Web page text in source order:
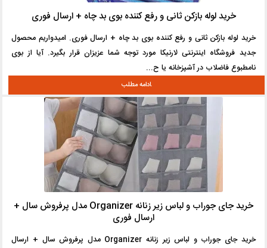
خرید لوله بازکن ثانی و رفع کننده بوی بد چاه + ارسال فوری
خرید لوله بازکن ثانی و رفع کننده بوی بد چاه + ارسال فوری. امیدواریم محصول
جدید فروشگاه اینترنتی لارنیکا مورد توجه شما عزیزان قرار بگیرد. آیا از بوی
نامطبوع فاضلاب در آشپزخانه یا ح...
خرید جای جوراب و لباس زیر زنانه Organizer مدل پرفروش سال +
ارسال فوری
خرید جای جوراب و لباس زیر زنانه Organizer مدل پرفروش سال + ارسال